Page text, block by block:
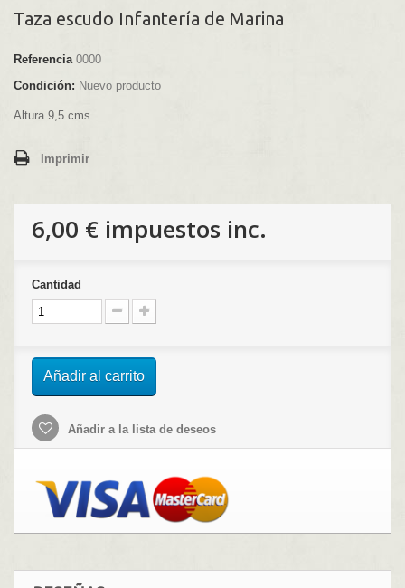
Taza escudo Infantería de Marina
Referencia 0000
Condición: Nuevo producto
Altura 9,5 cms
Imprimir
6,00 € impuestos inc.
Cantidad
Añadir al carrito
Añadir a la lista de deseos